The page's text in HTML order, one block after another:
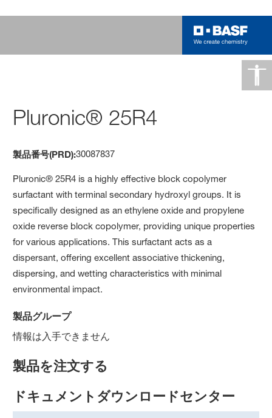
Pluronic® 25R4
製品番号(PRD):30087837
Pluronic® 25R4 is a highly effective block copolymer
surfactant with terminal secondary hydroxyl groups. It is
specifically designed as an ethylene oxide and propylene
oxide reverse block copolymer, providing unique properties
for various applications. This surfactant acts as a
dispersant, offering excellent associative thickening,
dispersing, and wetting characteristics with minimal
environmental impact.
製品グループ
情報は入手できません
製品を注文する
ドキュメントダウンロードセンター